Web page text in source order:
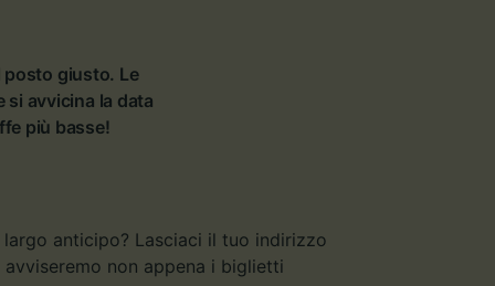
posto giusto. Le
si avvicina la data
più basse!
anticipo? Lasciaci il tuo indirizzo
non appena i biglietti